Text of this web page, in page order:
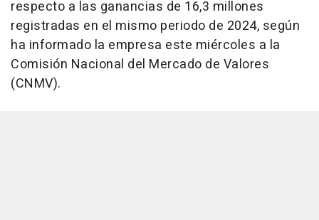
respecto a las ganancias de 16,3 millones
registradas en el mismo periodo de 2024, según
ha informado la empresa este miércoles a la
Comisión Nacional del Mercado de Valores
(CNMV).